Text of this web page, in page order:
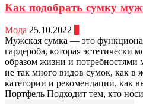
Как подобрать сумку
Мода 25.10.2022
Мужская сумка — это
гардероба, которая эстетически
образом жизни и
не так много видов сумок, как в
категории и рекомендации, как
Портфель Подходит тем, кто